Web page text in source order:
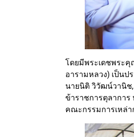
โดยมีพระเดชพระคุ
อารามหลวง) เป็นป
นายนิติ วิวัฒน์วานิช
ข้าราชการตุลากา
คณะกรรมการเหล่